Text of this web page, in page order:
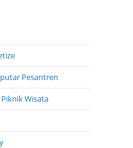
Pesantren
Piknik Wisata